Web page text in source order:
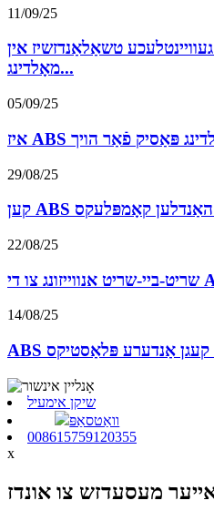
11/09/25
געוויינטלעכע טשאַלאַנדזשיז אין ABS ינדזשעקשאַן
מאָלדינג...
05/09/25
29/08/25
22/08/25
14/08/25
שיקן אימעיל
וואַטסאַפּ
008615759120355
x